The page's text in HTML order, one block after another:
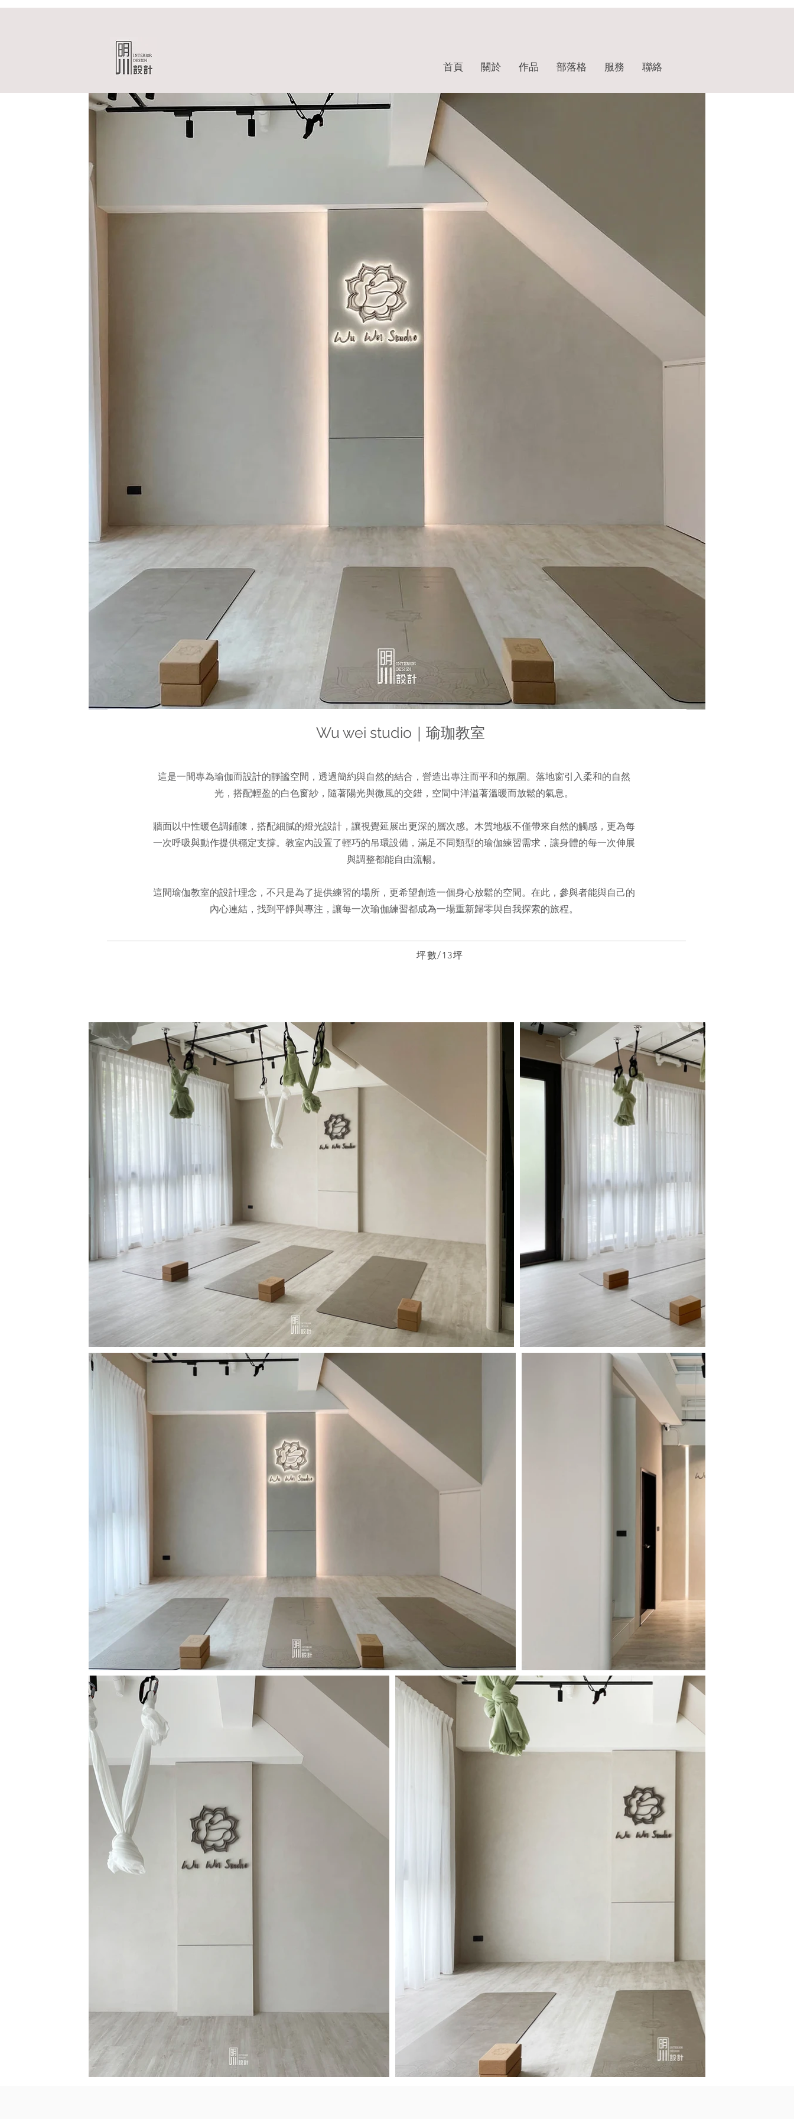
首頁 關於 作品 部落格 服務 聯絡
Wu wei studio｜瑜珈教室
這是一間專為瑜伽而設計的靜謐空間，透過簡約與自然的結合，營造出專注而平和的氛圍。落地窗引入柔和的自然
光，搭配輕盈的白色窗紗，隨著陽光與微風的交錯，空間中洋溢著溫暖而放鬆的氣息。
牆面以中性暖色調鋪陳，搭配細膩的燈光設計，讓視覺延展出更深的層次感。木質地板不僅帶來自然的觸感，更為每
一次呼吸與動作提供穩定支撐。教室內設置了輕巧的吊環設備，滿足不同類型的瑜伽練習需求，讓身體的每一次伸展
與調整都能自由流暢。
這間瑜伽教室的設計理念，不只是為了提供練習的場所，更希望創造一個身心放鬆的空間。在此，參與者能與自己的
內心連結，找到平靜與專注，讓每一次瑜伽練習都成為一場重新歸零與自我探索的旅程。
坪數/13坪